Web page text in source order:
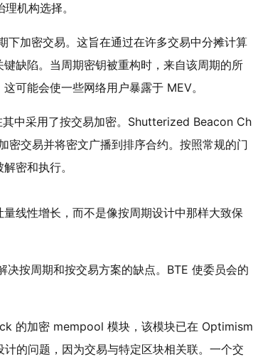
理机构选择。
下加密交易。这旨在通过在许多交易中分摊计算
缺陷。当周期密钥被重构时，来自该周期的所
可能会使一些网络用户暴露于 MEV。
其中采用了按交易加密。Shutterized Beacon Ch
密交易并将密文广播到排序合约。按照常规的门
密和执行。
线性增长，而不是像按周期设计中那样大致保
决按周期和按交易方案的缺点。BTE 使委员会的
的加密 mempool 模块 ，该模块已在 Optimism
的问题，因为交易与特定区块相关联。一个交